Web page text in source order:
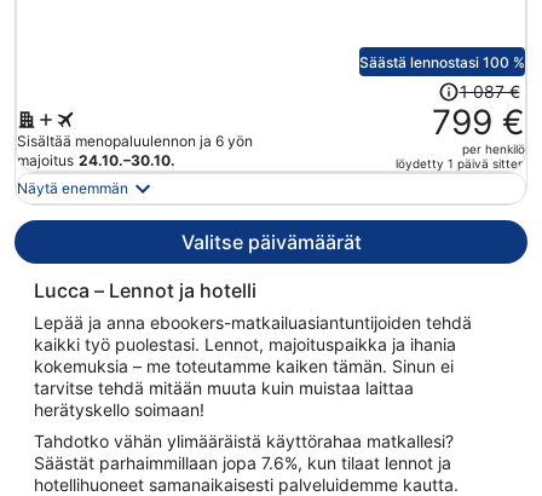
Säästä lennostasi 100 %
Sisältää menopaluulennon ja 6 yön
majoitus 24.10.–30.10.
Hinta
oli
1 087 €,
hinta
nyt
1 087 €
799 €
per henkilö
löydetty 1 päivä sitten
Näytä enemmän
Valitse päivämäärät
Lucca – Lennot ja hotelli
Lepää ja anna ebookers-matkailuasiantuntijoiden tehdä
kaikki työ puolestasi. Lennot, majoituspaikka ja ihania
kokemuksia – me toteutamme kaiken tämän. Sinun ei
tarvitse tehdä mitään muuta kuin muistaa laittaa
herätyskello soimaan!
Tahdotko vähän ylimääräistä käyttörahaa matkallesi?
Säästät parhaimmillaan jopa 7.6%, kun tilaat lennot ja
hotellihuoneet samanaikaisesti palveluidemme kautta.